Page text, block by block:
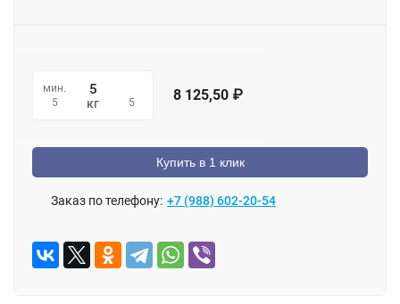
мин.
5
кг 5 8 125,50 ₽
Купить в 1 клик
Заказ по телефону: +7 (988) 602-20-54